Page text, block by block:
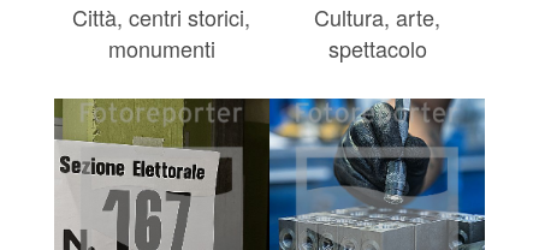
Città, centri storici,
monumenti
Cultura, arte,
spettacolo